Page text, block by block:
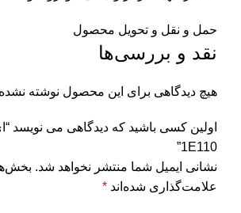
حمل و نقل و تحویل محصول
نقد و بررسی‌ها
هیچ دیدگاهی برای این محصول نوشته
اولین کسی باشید که دیدگاهی می نویسد
1E110”
نشانی ایمیل شما منتشر نخواهد شد.
علامت‌گذاری شده‌اند *